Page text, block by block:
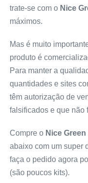
trate-se com o Nice
máximos.
Mas é muito
produto é
Para manter a
quantidades e sites
têm autorização de
falsificados e que
Compre o Nice
abaixo com um super
faça o pedido agora
(são poucos kits).